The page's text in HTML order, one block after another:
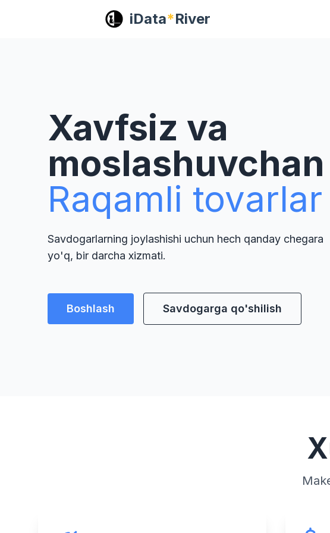
iData*River
Xavfsiz va
moslashuvchan
Raqamli tovarlar
Savdogarlarning joylashishi uchun hech qanday chegara
yo'q, bir darcha xizmati.
Boshlash Savdogarga qo'shilish